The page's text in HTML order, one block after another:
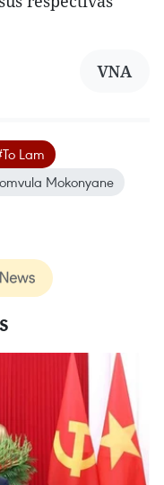
VNA
Lam
Mokonyane